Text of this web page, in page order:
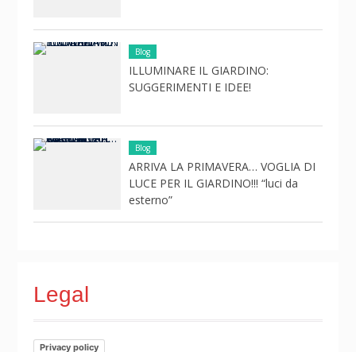
Blog
ILLUMINARE IL GIARDINO:
SUGGERIMENTI E IDEE!
Blog
ARRIVA LA PRIMAVERA… VOGLIA DI
LUCE PER IL GIARDINO!!! “luci da
esterno”
Legal
Privacy policy